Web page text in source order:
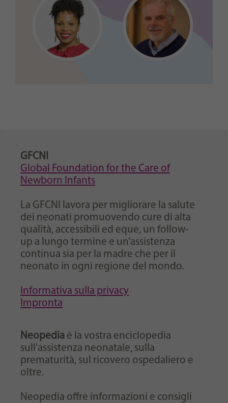
GFCNI
Global Foundation for the Care of
Newborn Infants
La GFCNI lavora per migliorare la salute
dei neonati promuovendo cure di alta
qualità, accessibili ed eque, un follow-
up a lungo termine e un’assistenza
continua sia per la madre che per il
neonato in ogni regione del mondo.
Informativa sulla privacy
Impronta
Neopedia è la vostra enciclopedia
sull'assistenza neonatale, sulla
prematurità, sul ricovero ospedaliero e
oltre.
Neopedia offre informazioni e consigli